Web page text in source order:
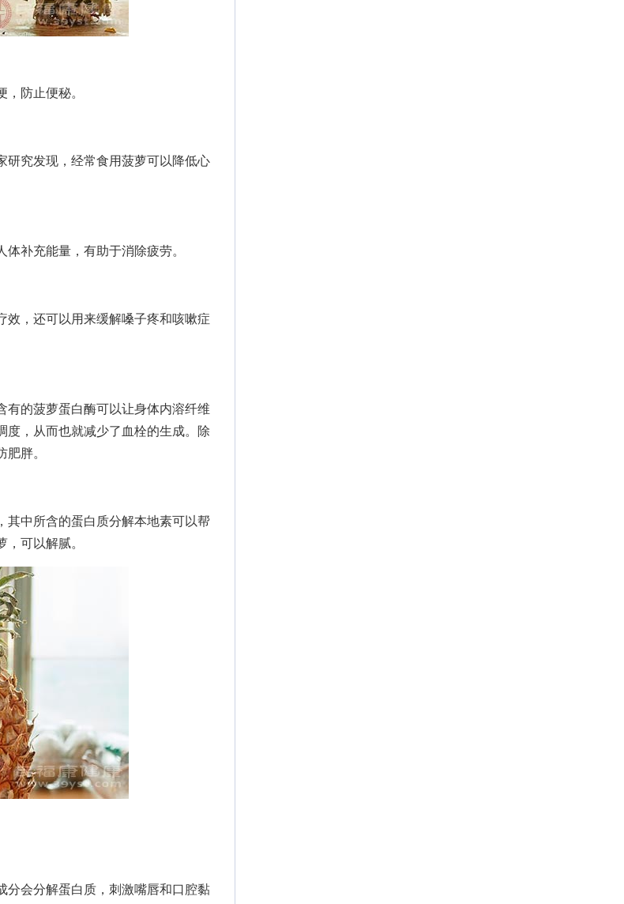
防止便秘。
究发现，经常食用菠萝可以降低心
补充能量，有助于消除疲劳。
，还可以用来缓解嗓子疼和咳嗽症
的菠萝蛋白酶可以让身体内溶纤维
度，从而也就减少了血栓的生成。除
胖。
中所含的蛋白质分解本地素可以帮
可以解腻。
会分解蛋白质，刺激嘴唇和口腔黏